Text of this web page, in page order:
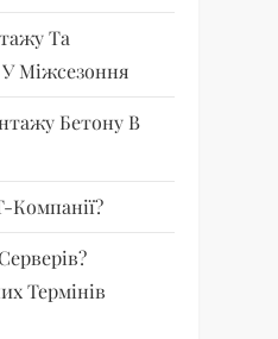
Та
Міжсезоння
Бетону В
Термінів